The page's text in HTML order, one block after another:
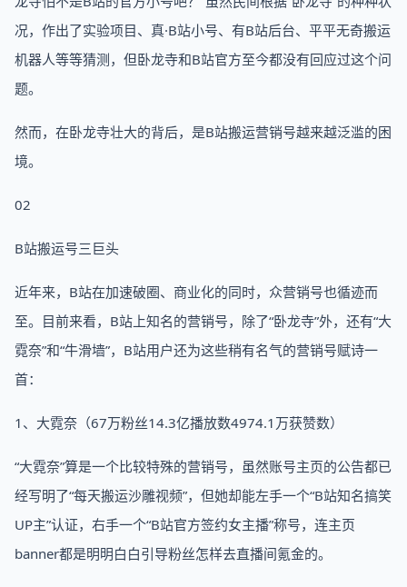
况，作出了实验项目、真·B站小号、有B站后台、平平无奇搬运
机器人等等猜测，但卧龙寺和B站官方至今都没有回应过这个问
题。
然而，在卧龙寺壮大的背后，是B站搬运营销号越来越泛滥的困
境。
02
B站搬运号三巨头
近年来，B站在加速破圈、商业化的同时，众营销号也循迹而
至。目前来看，B站上知名的营销号，除了“卧龙寺”外，还有“大
霓奈”和“牛滑墙”，B站用户还为这些稍有名气的营销号赋诗一
首：
1、大霓奈（67万粉丝14.3亿播放数4974.1万获赞数）
“大霓奈”算是一个比较特殊的营销号，虽然账号主页的公告都已
经写明了“每天搬运沙雕视频”，但她却能左手一个“B站知名搞笑
UP主”认证，右手一个“B站官方签约女主播”称号，连主页
banner都是明明白白引导粉丝怎样去直播间氪金的。